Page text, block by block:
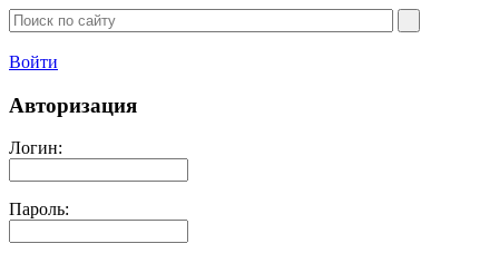
Войти
Авторизация
Логин:
Пароль: